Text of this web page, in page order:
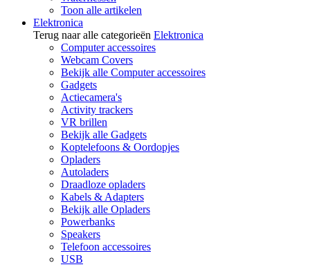
Toon alle artikelen
Elektronica
Terug naar alle categorieën Elektronica
Computer accessoires
Webcam Covers
Bekijk alle Computer accessoires
Gadgets
Actiecamera's
Activity trackers
VR brillen
Bekijk alle Gadgets
Koptelefoons & Oordopjes
Opladers
Autoladers
Draadloze opladers
Kabels & Adapters
Bekijk alle Opladers
Powerbanks
Speakers
Telefoon accessoires
USB